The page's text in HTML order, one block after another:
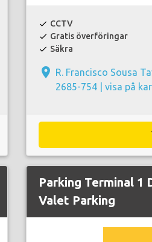
check CCTV
check Gratis överföringar
check Säkra
place R. Francisco Sousa
2685-754 | visa på
Parking Terminal 1
Valet Parking